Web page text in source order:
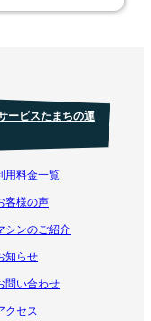
ービスたまちの運
用料金一覧
客様の声
シンのご紹介
知らせ
問い合わせ
クセス